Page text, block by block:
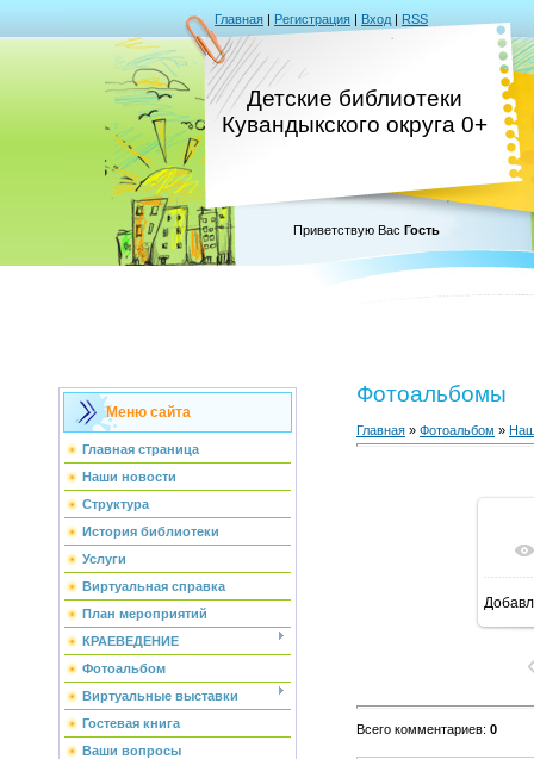
Главная | Регистрация | Вход | RSS
Детские библиотеки
Кувандыкского округа 0+
Приветствую Вас Гость
Меню сайта
Главная страница
Наши новости
Структура
История библиотеки
Услуги
Виртуальная справка
План мероприятий
КРАЕВЕДЕНИЕ
Фотоальбом
Виртуальные выставки
Гостевая книга
Ваши вопросы
Фотоальбомы
Главная » Фотоальбом »
Всего комментариев: 0